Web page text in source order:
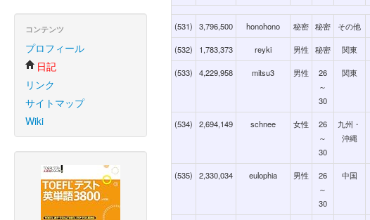
コンテンツ
プロフィール
日記
リンク
サイトマップ
Wiki
(531) 3,796,500 honohono 秘密 秘密 その他
(532) 1,783,373 reyki 男性 秘密 関東
(533) 4,229,958 mitsu3 男性
26
～
30
関東
(534) 2,694,149 schnee 女性
26
～
30
九州・
沖縄
(535) 2,330,034 eulophia 男性
26
～
30
中国